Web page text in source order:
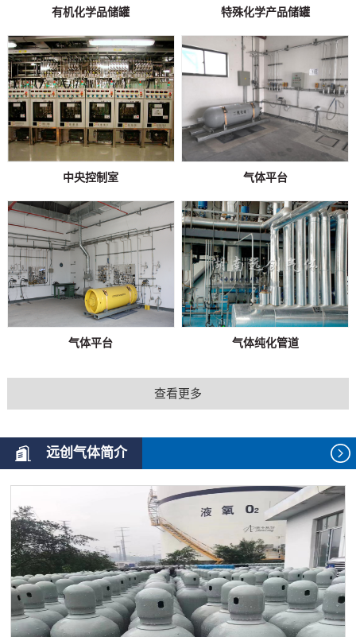
有机化学品储罐 特殊化学产品储罐
中央控制室 气体平台
气体平台 气体纯化管道
查看更多
远创气体简介